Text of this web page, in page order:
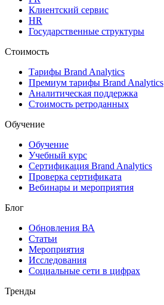
Клиентский сервис
HR
Государственные структуры
Стоимость
Тарифы Brand Analytics
Премиум тарифы Brand Analytics
Аналитическая поддержка
Стоимость ретроданных
Обучение
Обучение
Учебный курс
Сертификация Brand Analytics
Проверка сертификата
Вебинары и мероприятия
Блог
Обновления ВА
Статьи
Мероприятия
Исследования
Социальные сети в цифрах
Тренды